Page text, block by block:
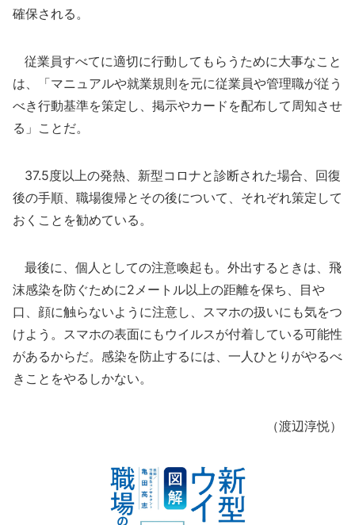
確保される。
従業員すべてに適切に行動してもらうために大事なこと
は、「マニュアルや就業規則を元に従業員や管理職が従う
べき行動基準を策定し、掲示やカードを配布して周知させ
る」ことだ。
37.5度以上の発熱、新型コロナと診断された場合、回復
後の手順、職場復帰とその後について、それぞれ策定して
おくことを勧めている。
最後に、個人としての注意喚起も。外出するときは、飛
沫感染を防ぐために2メートル以上の距離を保ち、目や
口、顔に触らないように注意し、スマホの扱いにも気をつ
けよう。スマホの表面にもウイルスが付着している可能性
があるからだ。感染を防止するには、一人ひとりがやるべ
きことをやるしかない。
（渡辺淳悦）